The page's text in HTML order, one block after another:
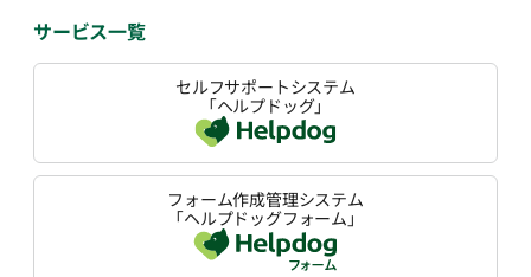
サービス一覧
セルフサポートシステム
「ヘルプドッグ」
フォーム作成管理システム
「ヘルプドッグフォーム」